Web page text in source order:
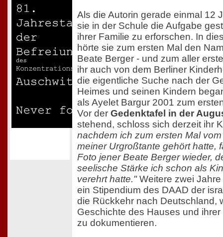
Als die Autorin gerade einmal 12
sie in der Schule die Aufgabe
ihrer Familie zu erforschen. In
hörte sie zum ersten Mal den
Beate Berger - und zum aller
ihr auch von dem Berliner
die eigentliche Suche nach der
Heimes und seinen Kindern
als Ayelet Bargur 2001 zum
Vor der Gedenktafel in der
stehend, schloss sich derzeit ihr
nachdem ich zum ersten Mal
meiner Urgroßtante gehört hatte,
Foto jener Beate Berger wieder,
seelische Stärke ich schon als
verehrt hatte."Weitere zwei
ein Stipendium des DAAD der
die Rückkehr nach Deutschland,
Geschichte des Hauses und
zu dokumentieren.